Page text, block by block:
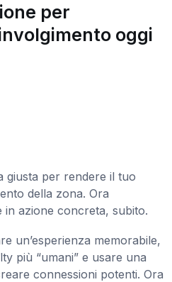
per
oggi
giusta per rendere il tuo
della zona. Ora
in azione concreta, subito.
un’esperienza memorabile,
più “umani” e usare una
connessioni potenti. Ora